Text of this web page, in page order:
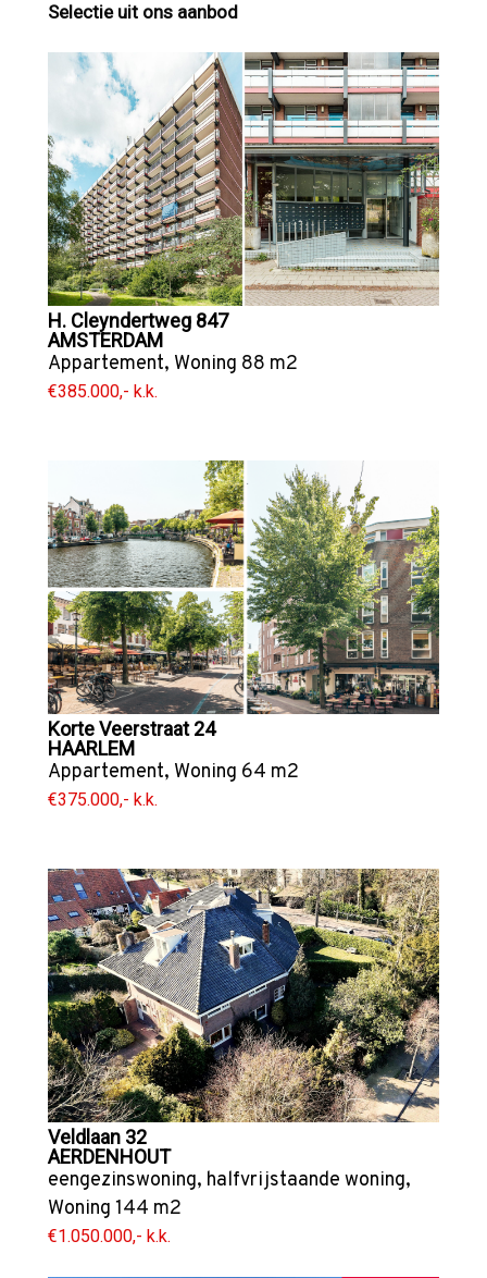
Selectie uit ons aanbod
H. Cleyndertweg 847
AMSTERDAM
Appartement, Woning 88 m2
€385.000,- k.k.
Korte Veerstraat 24
HAARLEM
Appartement, Woning 64 m2
€375.000,- k.k.
Veldlaan 32
AERDENHOUT
eengezinswoning, halfvrijstaande woning,
Woning 144 m2
€1.050.000,- k.k.